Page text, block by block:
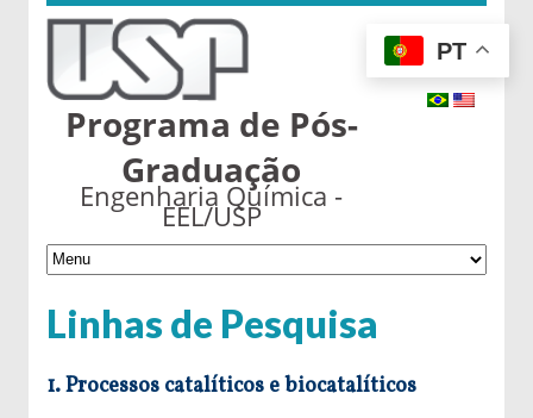
Programa de Pós-
Graduação
Engenharia Química -
EEL/USP
Linhas de Pesquisa
1. Processos catalíticos e biocatalíticos
PT